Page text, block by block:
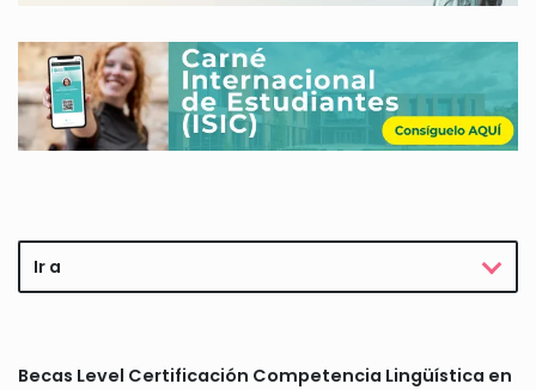
Ir a
Becas Level Certificación Competencia Lingüística en